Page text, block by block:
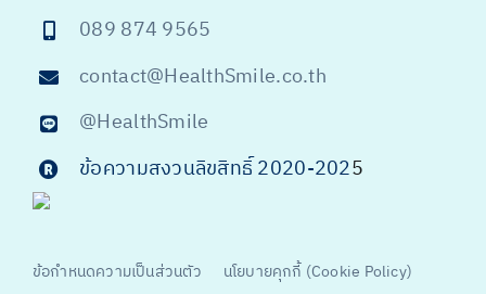
089 874 9565
contact@HealthSmile.co.th
@HealthSmile
ข้อความสงวนลิขสิทธิ์ 2020-2025
ข้อกำหนดความเป็นส่วนตัว นโยบายคุกกี้ (Cookie Policy)